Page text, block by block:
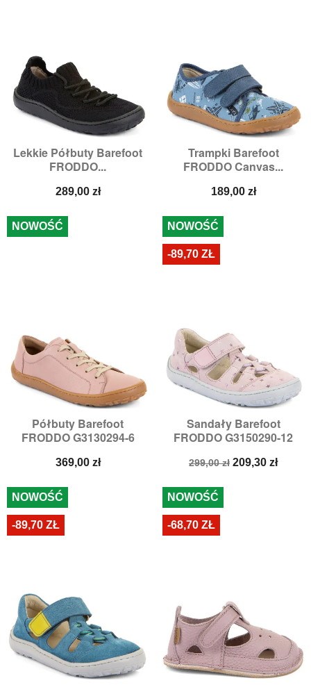
Lekkie Półbuty Barefoot
FRODDO...
Cena
289,00 zł
Trampki Barefoot
FRODDO Canvas...
Cena
189,00 zł
Półbuty Barefoot
FRODDO G3130294-6
Cena
369,00 zł
NOWOŚĆ
Sandały Barefoot
FRODDO G3150290-12
Cena
299,00 zł Cena
209,30 zł
NOWOŚĆ
-89,70 ZŁ
NOWOŚĆ
-89,70 ZŁ
NOWOŚĆ
-68,70 ZŁ